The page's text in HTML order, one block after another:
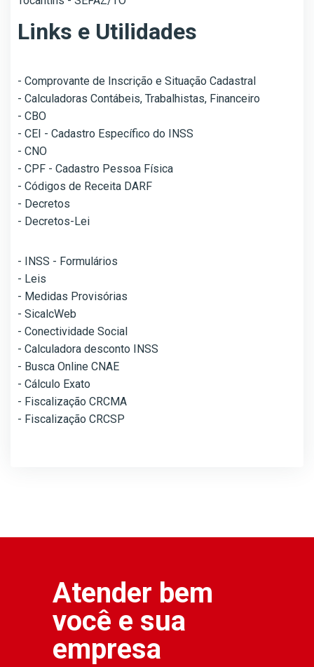
Links e Utilidades
- Comprovante de Inscrição e Situação Cadastral
- Calculadoras Contábeis, Trabalhistas, Financeiro
- CBO
- CEI - Cadastro Específico do INSS
- CNO
- CPF - Cadastro Pessoa Física
- Códigos de Receita DARF
- Decretos
- Decretos-Lei
- INSS - Formulários
- Leis
- Medidas Provisórias
- SicalcWeb
- Conectividade Social
- Calculadora desconto INSS
- Busca Online CNAE
- Cálculo Exato
- Fiscalização CRCMA
- Fiscalização CRCSP
Atender bem
você e sua
empresa